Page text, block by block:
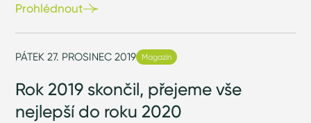
Prohlédnout
PÁTEK 27. PROSINEC 2019 Magazín
Rok 2019 skončil, přejeme vše
nejlepší do roku 2020